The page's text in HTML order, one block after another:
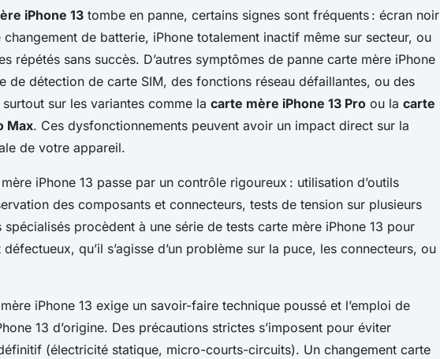
iPhone 13 tombe en panne, certains signes sont fréquents : écran noir
de batterie, iPhone totalement inactif même sur secteur, ou
répétés sans succès. D’autres symptômes de panne carte mère iPhone
de détection de carte SIM, des fonctions réseau défaillantes, ou des
sur les variantes comme la carte mère iPhone 13 Pro ou la carte
Max. Ces dysfonctionnements peuvent avoir un impact direct sur la
de votre appareil.
iPhone 13 passe par un contrôle rigoureux : utilisation d’outils
des composants et connecteurs, tests de tension sur plusieurs
procèdent à une série de tests carte mère iPhone 13 pour
qu’il s’agisse d’un problème sur la puce, les connecteurs, ou
iPhone 13 exige un savoir-faire technique poussé et l’emploi de
13 d’origine. Des précautions strictes s’imposent pour éviter
(électricité statique, micro-courts-circuits). Un changement carte